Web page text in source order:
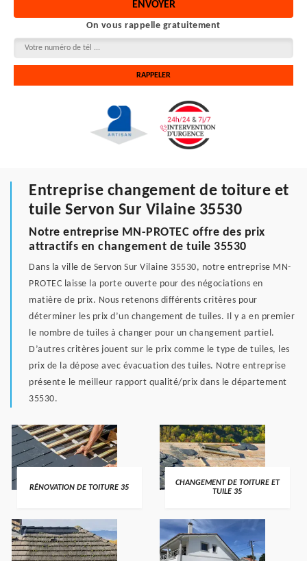
On vous rappelle gratuitement
Entreprise changement de toiture et
tuile Servon Sur Vilaine 35530
Notre entreprise MN-PROTEC offre des prix
attractifs en changement de tuile 35530
Dans la ville de Servon Sur Vilaine 35530, notre entreprise MN-
PROTEC laisse la porte ouverte pour des négociations en
matière de prix. Nous retenons différents critères pour
déterminer les prix d’un changement de tuiles. Il y a en premier
le nombre de tuiles à changer pour un changement partiel.
D’autres critères jouent sur le prix comme le type de tuiles, les
prix de la dépose avec évacuation des tuiles. Notre entreprise
présente le meilleur rapport qualité/prix dans le département
35530.
RÉNOVATION DE TOITURE 35
CHANGEMENT DE TOITURE ET
TUILE 35